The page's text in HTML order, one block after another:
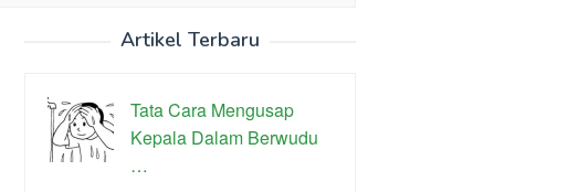
Artikel Terbaru
Tata Cara Mengusap
Kepala Dalam Berwudu
…